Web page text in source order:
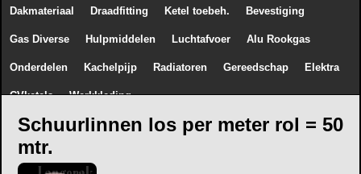
Dakmateriaal Draadfitting Ketel toebeh. Bevestiging
Gas Diverse Hulpmiddelen Luchtafvoer Alu Rookgas
Onderdelen Kachelpijp Radiatoren Gereedschap Elektra
CVketels Werkkleding
Schuurlinnen los per meter rol = 50
mtr.